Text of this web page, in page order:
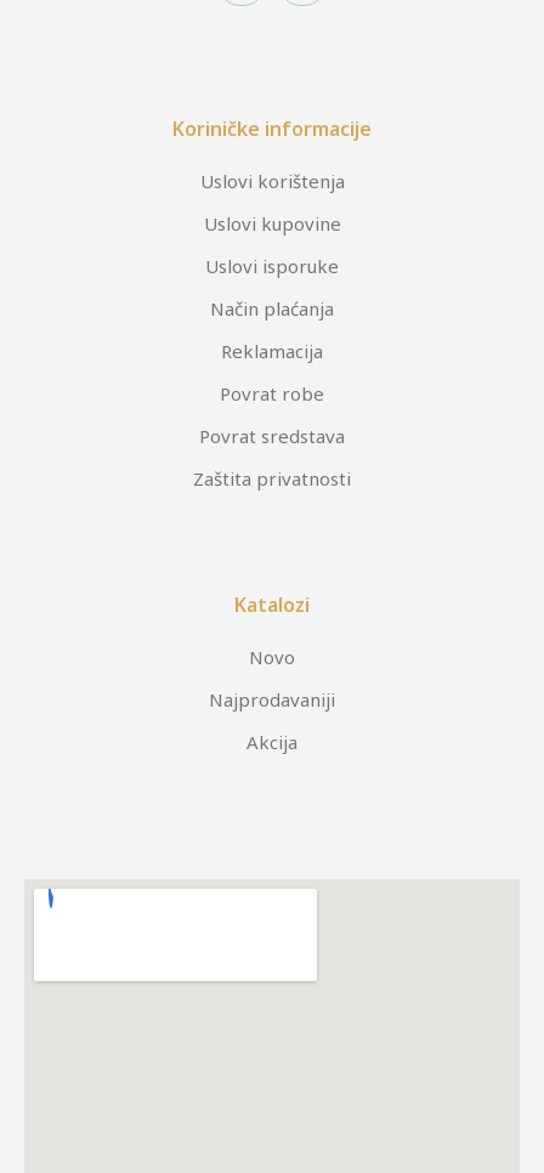
Koriničke informacije
Uslovi korištenja
Uslovi kupovine
Uslovi isporuke
Način plaćanja
Reklamacija
Povrat robe
Povrat sredstava
Zaštita privatnosti
Katalozi
Novo
Najprodavaniji
Akcija